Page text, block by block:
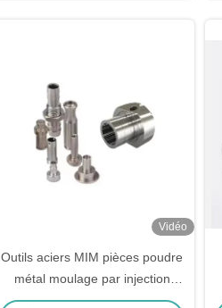
Vidéo
Outils aciers MIM pièces poudre
métal moulage par injection
acier inoxydable